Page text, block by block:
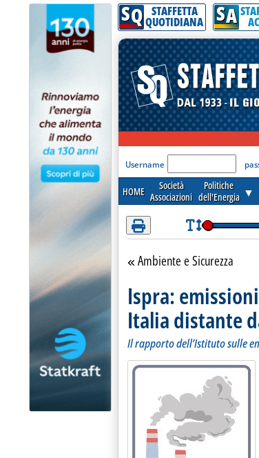
Attenzione! Esegui l'accesso per lèggere interamente la
SQ STAFFETTA
QUOTIDIANA SA
'Modulo Login per
Username
HOME
Società
Associazioni
Politiche
dell'Energia ▼
Torna alla sezione
Ambiente e Sicurezza
Ispra:
Italia distante
Il rapporto dell’Istituto sulle